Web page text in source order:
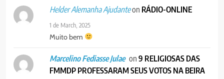
PORTUGUÊS
Helder Alemanha Ajudanteon RÁDIO-ONLINE
1 de March, 2025
Muito bem
Marcelino Fediasse Julae on9 RELIGIOSAS DAS
FMMDP PROFESSARAM SEUS VOTOS NA BEIRA